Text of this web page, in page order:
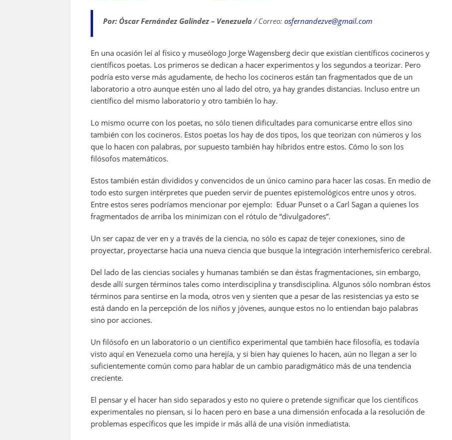
c
b
o
o
k
at
A
p
p
e
a
m
ai re
d
s
d
t
k
dI
n
ar
Por: Óscar Fernández Galíndez – Venezuela/ Correo: osfernandezve@gmail.com
En una ocasión leí al físico y museólogo Jorge Wagensberg decir que existían científicos cocineros y
científicos poetas. Los primeros se dedican a hacer experimentos y los segundos a teorizar. Pero
podría esto verse más agudamente, de hecho los cocineros están tan fragmentados que de un
laboratorio a otro aunque estén uno al lado del otro, ya hay grandes distancias. Incluso entre un
científico del mismo laboratorio y otro también lo hay.
Lo mismo ocurre con los poetas, no sólo tienen dificultades para comunicarse entre ellos sino
también con los cocineros. Estos poetas los hay de dos tipos, los que teorizan con números y los
que lo hacen con palabras, por supuesto también hay híbridos entre estos. Cómo lo son los
filósofos matemáticos.
Estos también están divididos y convencidos de un único camino para hacer las cosas. En medio de
todo esto surgen intérpretes que pueden servir de puentes epistemológicos entre unos y otros.
Entre estos seres podríamos mencionar por ejemplo: Eduar Punset o a Carl Sagan a quienes los
fragmentados de arriba los minimizan con el rótulo de “divulgadores”.
Un ser capaz de ver en y a través de la ciencia, no sólo es capaz de tejer conexiones, sino de
proyectar, proyectarse hacia una nueva ciencia que busque la integración interhemisferico cerebral.
Del lado de las ciencias sociales y humanas también se dan éstas fragmentaciones, sin embargo,
desde allí surgen términos tales como interdisciplina y transdisciplina. Algunos sólo nombran éstos
términos para sentirse en la moda, otros ven y sienten que a pesar de las resistencias ya esto se
está dando en la percepción de los niños y jóvenes, aunque estos no lo entiendan bajo palabras
sino por acciones.
Un filósofo en un laboratorio o un científico experimental que también hace filosofía, es todavía
visto aquí en Venezuela como una herejía, y si bien hay quienes lo hacen, aún no llegan a ser lo
suficientemente común como para hablar de un cambio paradigmático más de una tendencia
creciente.
El pensar y el hacer han sido separados y esto no quiere o pretende significar que los científicos
experimentales no piensan, si lo hacen pero en base a una dimensión enfocada a la resolución de
problemas específicos que les impide ir más allá de una visión inmediatista.